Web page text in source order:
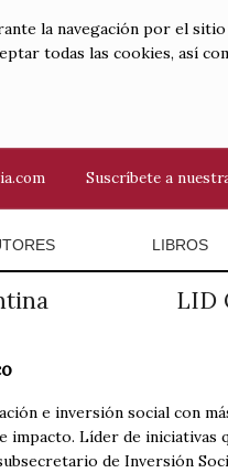
la navegación por el
todas las cookies, así
Suscríbete a
LIBROS
LID
e inversión social con
impacto. Líder de iniciativas
de Inversión